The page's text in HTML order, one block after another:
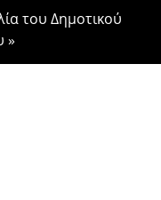
του Δημοτικού
»